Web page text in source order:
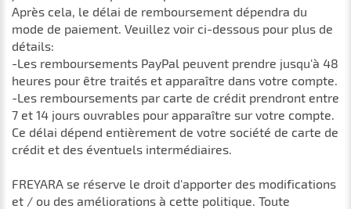
Après cela, le délai de remboursement dépendra du
mode de paiement. Veuillez voir ci-dessous pour plus de
détails:
-Les remboursements PayPal peuvent prendre jusqu'à 48
heures pour être traités et apparaître dans votre compte.
-Les remboursements par carte de crédit prendront entre
7 et 14 jours ouvrables pour apparaître sur votre compte.
Ce délai dépend entièrement de votre société de carte de
crédit et des éventuels intermédiaires.
FREYARA se réserve le droit d'apporter des modifications
et / ou des améliorations à cette politique. Toute